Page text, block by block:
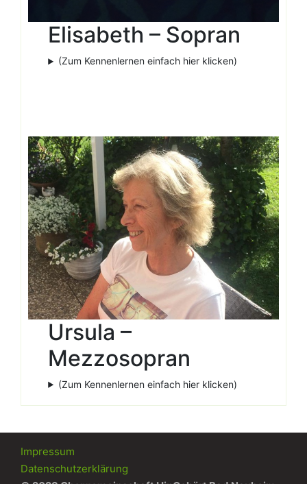
Elisabeth – Sopran
(Zum Kennenlernen einfach hier klicken)
Ursula –
Mezzosopran
(Zum Kennenlernen einfach hier klicken)
Impressum
Datenschutzerklärung